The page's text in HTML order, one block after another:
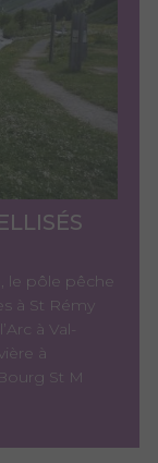
le pôle pêche
à St Rémy
à Val-
à
St M